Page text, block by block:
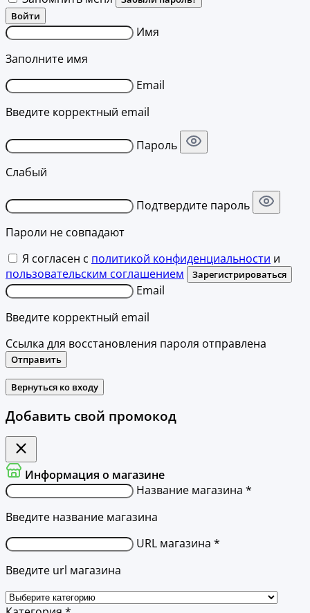
Войти
Имя
Заполните имя
Email
Введите корректный email
Пароль
Слабый
Подтвердите пароль
Пароли не совпадают
Я согласен с политикой конфиденциальности и
пользовательским соглашением
Зарегистрироваться
Email
Введите корректный email
Ссылка для восстановления пароля отправлена
Отправить
Вернуться ко входу
Добавить свой промокод
Информация о магазине
Название магазина *
Введите название магазина
URL магазина *
Введите url магазина